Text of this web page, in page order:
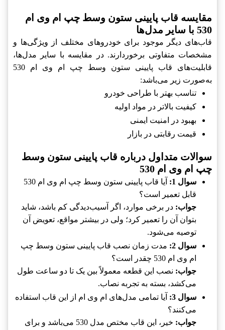
مقایسه قاب پایینی ستون وسط چپ ام وی ام
530 با سایر مدل‌ها
قاب‌های دیگر موجود برای خودروهای مختلف از ویژگی‌ها و
مشخصات متفاوتی برخوردارند. در مقایسه با سایر مدل‌ها،
قابلیت‌های قاب پایینی ستون وسط چپ ام وی ام 530
به‌صورت زیر می‌باشد:
تناسب بهتر با طراحی خودرو
کیفیت بالاتر در مواد اولیه
بهبود در امنیت ایمنی
قیمت رقابتی در بازار
سوالات متداول درباره قاب پایینی ستون وسط
چپ ام وی ام 530
سوال 1:
آیا قاب پایینی ستون وسط چپ ام وی ام 530
قابل تعمیر است؟
جواب: در برخی موارد، اگر آسیب‌دیدگی کم باشد، شاید
بتوان آن را تعمیر کرد؛ ولی در بیشتر مواقع، تعویض آن
توصیه می‌شود.
سوال 2:
مدت زمان نصب قاب پایینی ستون وسط چپ
ام وی ام 530 چقدر است؟
جواب: نصب این قطعه معمولاً بین یک تا دو ساعت طول
می‌کشد، بسته به تجربه نصاب.
سوال 3:
آیا تمامی مدل‌های ام وی ام از این قاب استفاده
می‌کنند؟
جواب:
خیر، این قاب مختص مدل 530 می‌باشد و برای